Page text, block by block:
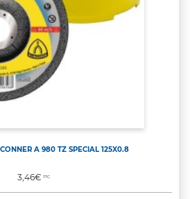
A 980 TZ SPECIAL 125X0.8
Prix
3,46€TTC